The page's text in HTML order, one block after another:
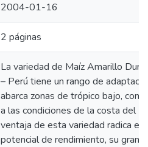
2004-01-16
2 páginas
La variedad de Maíz Amarillo
– Perú tiene un rango de
abarca zonas de trópico bajo, con
a las condiciones de la costa del
ventaja de esta variedad radica en
potencial de rendimiento, su gran